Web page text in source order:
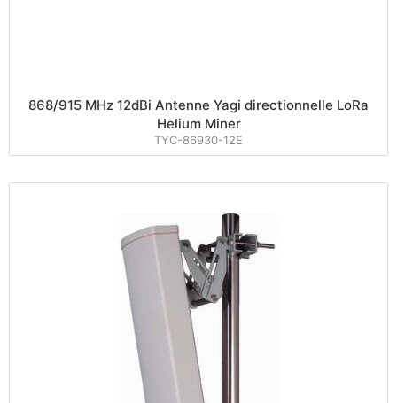
868/915 MHz 12dBi Antenne Yagi directionnelle LoRa
Helium Miner
TYC-86930-12E